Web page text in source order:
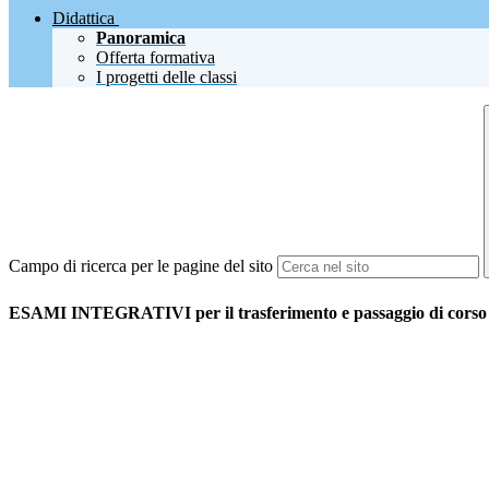
Didattica
Panoramica
Offerta formativa
I progetti delle classi
Campo di ricerca per le pagine del sito
ESAMI INTEGRATIVI per il trasferimento e passaggio di